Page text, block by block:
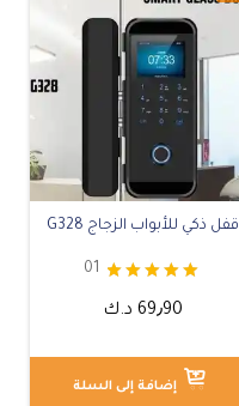
قفل ذكي للأبواب الزجاج G328
تم التقييم
5.00
01
69٫90 د.ك
إضافة إلى السلة